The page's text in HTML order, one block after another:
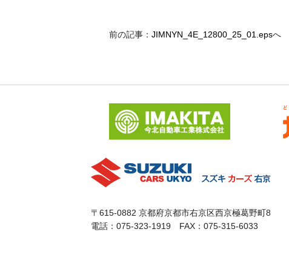
前の記事： JIMNYN_4E_12800_25_01.epsへ
〒615-0882 京都府京都市右京区西京極葛野町8
電話：075-323-1919 FAX：075-315-6033